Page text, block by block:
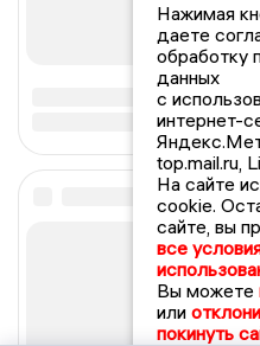
Нажимая
даете
обработку
данных
с
интернет-
top.mail.ru,
На сайте
cookie.
сайте, вы
все
Вы можете
или
покинуть